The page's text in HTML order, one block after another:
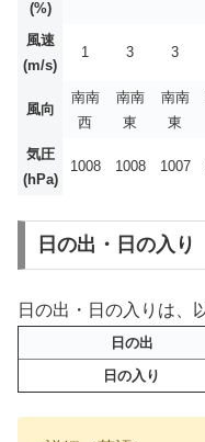
(%)
風速
(m/s)
1 3 3
風向
南南
西
南南
東
南南
東
気圧
(hPa)
1008 1008 1007
日の出・日の入り
日の出・日の入りは、
日の出
日の入り